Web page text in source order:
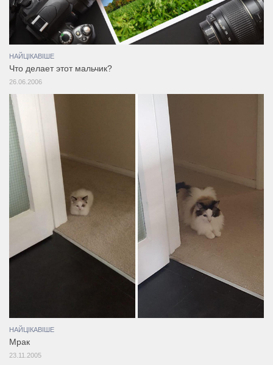
НАЙЦІКАВІШЕ
Что делает этот мальчик?
26.06.2006
НАЙЦІКАВІШЕ
Мрак
23.11.2005